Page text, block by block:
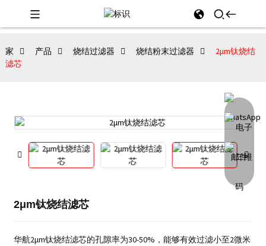
家 产品 烧结过滤器 烧结粉末过滤器
2μm钛烧结
滤芯
2μm钛烧结滤芯
华航2μm钛烧结滤芯的孔隙率为30-50%，能够有效过滤小至2微米